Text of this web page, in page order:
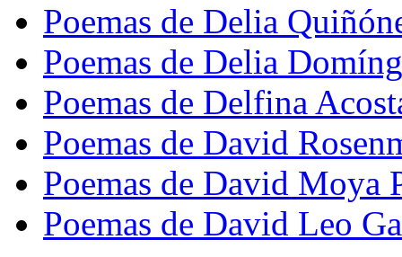
Poemas de Delia
Poemas de Delia
Poemas de Delfina
Poemas de David
Poemas de David Moya
Poemas de David Leo